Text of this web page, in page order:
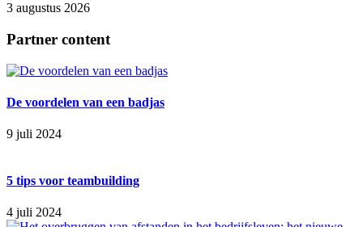
3 augustus 2026
Partner content
De voordelen van een badjas
9 juli 2024
5 tips voor teambuilding
4 juli 2024